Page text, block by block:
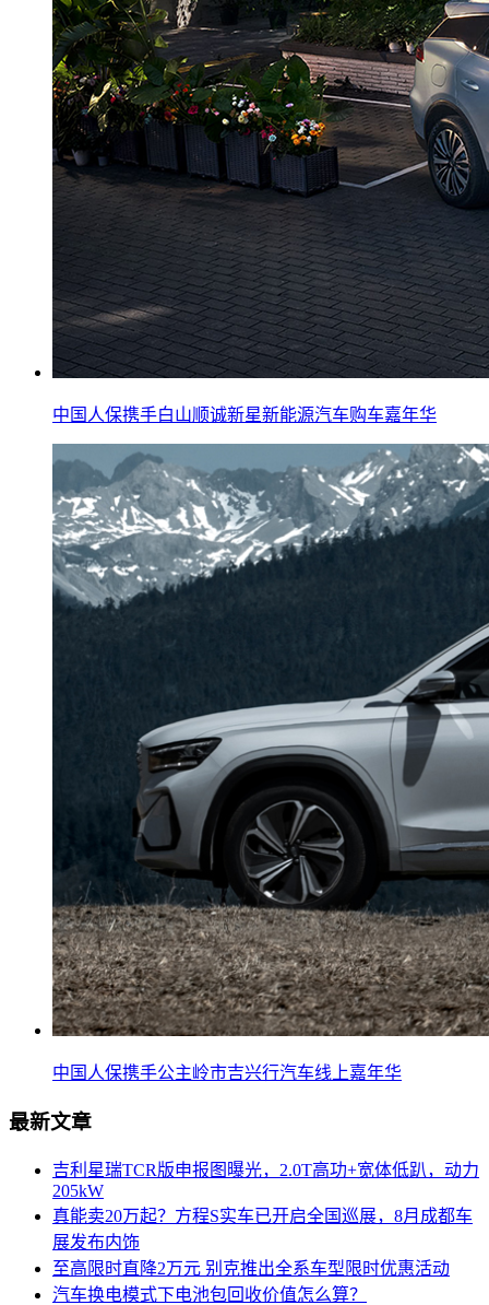
中国人保携手白山顺诚新星新能源汽车购车嘉年华
中国人保携手公主岭市吉兴行汽车线上嘉年华
最新文章
吉利星瑞TCR版申报图曝光，2.0T高功+宽体低趴，动力
205kW
真能卖20万起？方程S实车已开启全国巡展，8月成都车
展发布内饰
至高限时直降2万元 别克推出全系车型限时优惠活动
汽车换电模式下电池包回收价值怎么算？